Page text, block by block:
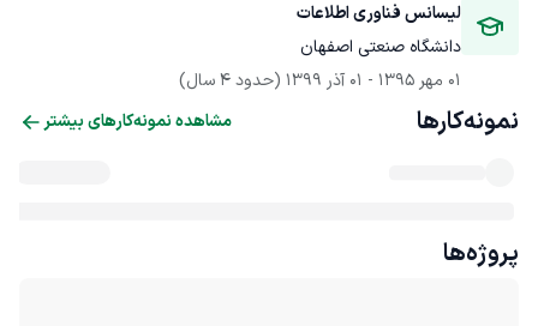
لیسانس فناوری اطلاعات
دانشگاه صنعتی اصفهان
01 مهر 1395
- 01 آذر 1399 (حدود 4 سال)
نمونه‌کارها مشاهده نمونه‌کارهای بیشتر
پروژه‌ها